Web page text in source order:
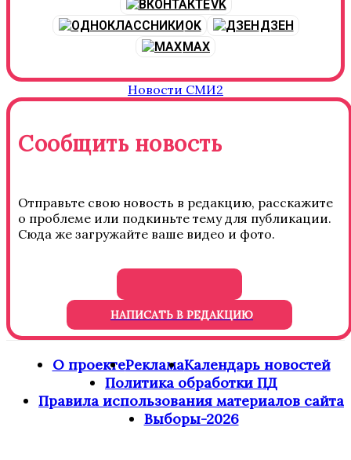
VK
OK
ДЗЕН
MAX
Новости СМИ2
Сообщить новость
Отправьте свою новость в редакцию, расскажите
о проблеме или подкиньте тему для публикации.
Сюда же загружайте ваше видео и фото.
НАПИСАТЬ В РЕДАКЦИЮ
О проектеРекламаКалендарь новостей
Политика обработки ПД
Правила использования материалов сайта
Выборы-2026